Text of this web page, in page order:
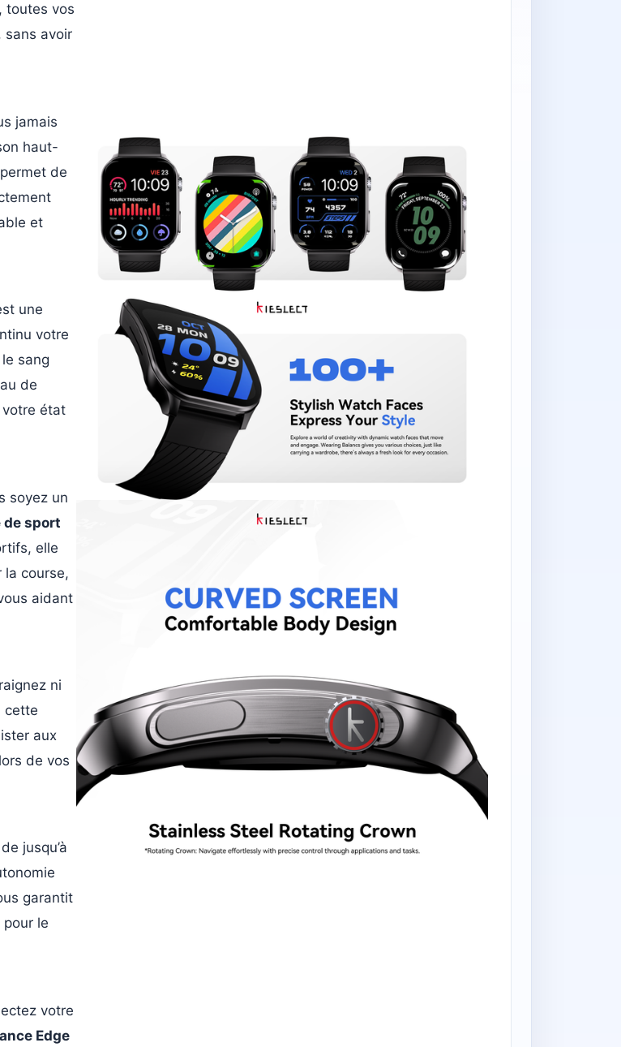
toutes vos
sans avoir
jamais
haut-
de
et
une
votre
sang
de
état
soyez un
de sport
elle
la course,
aidant
ni
cette
aux
de vos
jusqu’à
garantit
le
votre
Edge